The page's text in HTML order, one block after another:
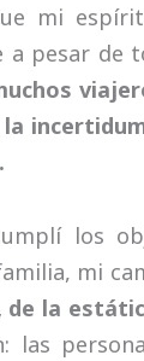
mi
pesar de
los
mi
la
las